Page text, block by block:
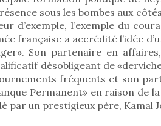
sous les bombes aux
d’exemple, l’exemple du
française a accrédité l’idée
Son partenaire en
désobligeant de
fréquents et son
Permanent» en raison de
par un prestigieux père, Kamal